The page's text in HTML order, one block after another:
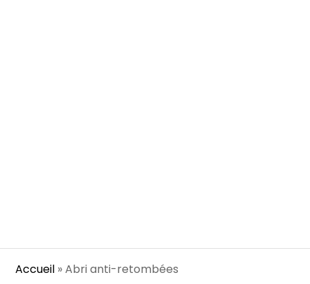
Accueil »Abri anti-retombées